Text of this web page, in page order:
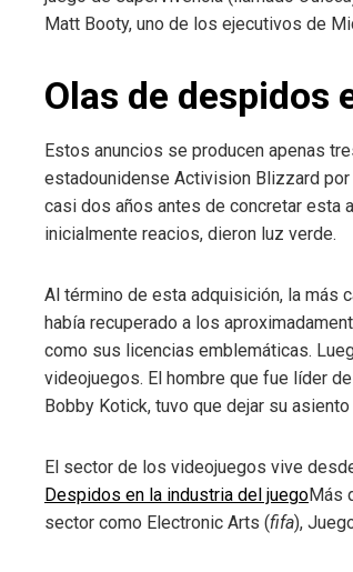
Matt Booty, uno de los ejecutivos de
Olas de despidos
Estos anuncios se producen apenas
estadounidense Activision Blizzard
casi dos años antes de concretar esta
inicialmente reacios, dieron luz verde.
Al término de esta adquisición, la más
había recuperado a los
como sus licencias emblemáticas.
videojuegos. El hombre que fue líder
Bobby Kotick, tuvo que dejar su
El sector de los videojuegos vive
Despidos en la industria del juegoMás
sector como Electronic Arts (fifa),